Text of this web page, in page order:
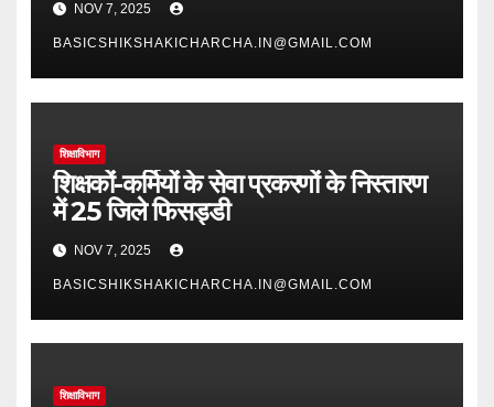
NOV 7, 2025
BASICSHIKSHAKICHARCHA.IN@GMAIL.COM
शिक्षाविभाग
शिक्षकों-कर्मियों के सेवा प्रकरणों के निस्तारण
में 25 जिले फिसड्डी
NOV 7, 2025
BASICSHIKSHAKICHARCHA.IN@GMAIL.COM
शिक्षाविभाग